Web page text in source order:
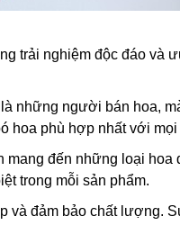
trải nghiệm độc đáo và
những người bán hoa,
hoa phù hợp nhất với mọi
đến những loại hoa
trong mỗi sản phẩm.
và đảm bảo chất lượng.